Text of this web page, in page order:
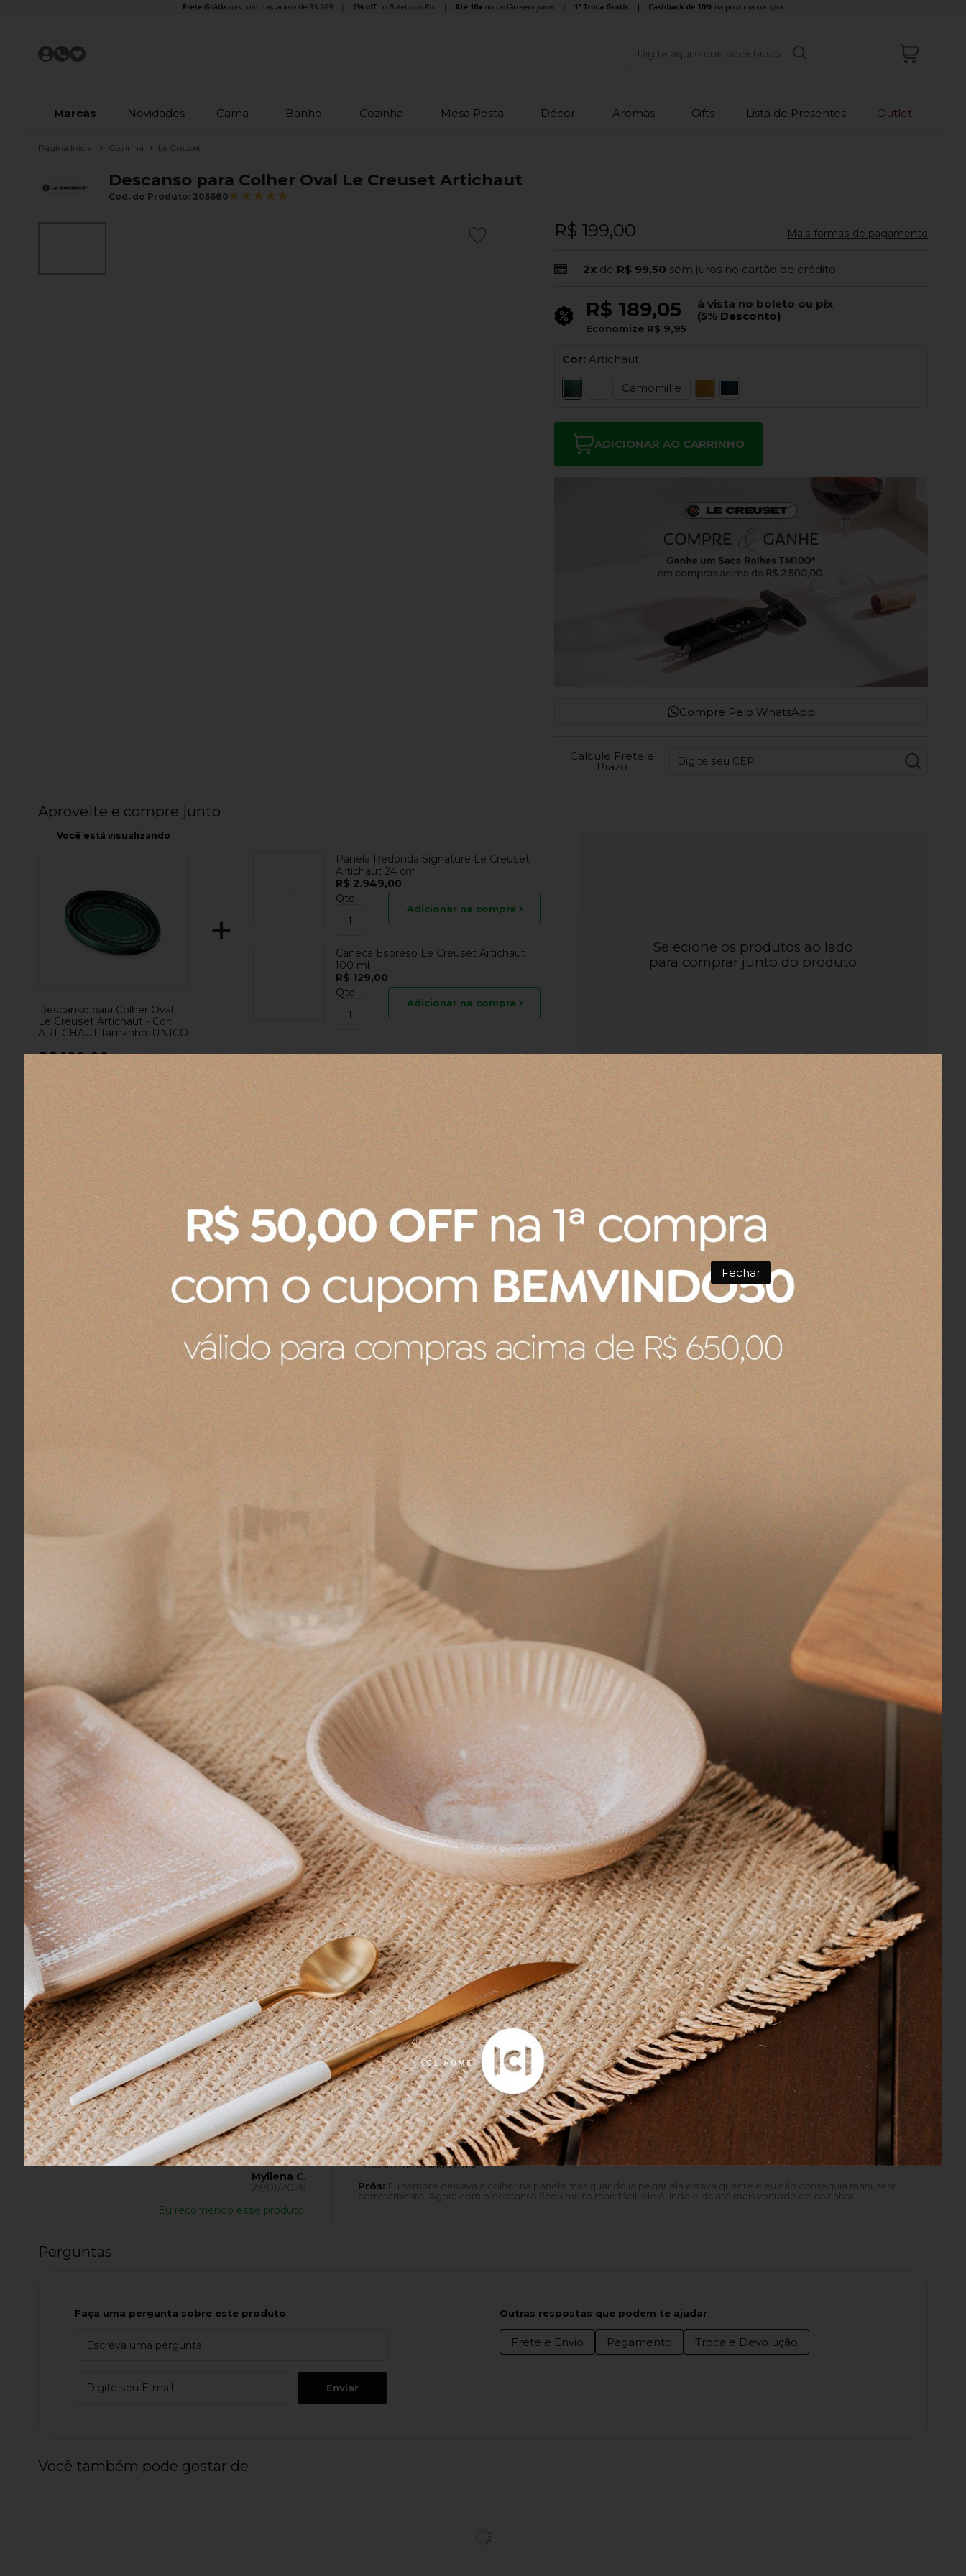
Marcas Novidades Cama Banho Cozinha Mesa Posta Décor Aromas Gifts Lista de Presentes Outlet
Página Inicial Cozinha Le Creuset
Descanso para Colher Oval Le Creuset Artichaut
Cod. do Produto: 205680
R$ 199,00 Mais formas de pagamento
2x de R$ 99,50 sem juros no cartão de crédito
R$ 189,05
à vista no boleto ou pix
(5% Desconto)
Economize R$ 9,95
Cor:Artichaut
Camomille
ADICIONAR AO CARRINHO
Compre Pelo WhatsApp
Calcule Frete e
Prazo
Aproveite e compre junto
Você está visualizando
Descanso para Colher Oval
Le Creuset Artichaut - Cor:
ARTICHAUT Tamanho: UNICO
R$ 199,00
+
Panela Redonda Signature Le Creuset
Artichaut 24 cm
R$ 2.949,00
Qtd:
Adicionar na compra
Caneca Espreso Le Creuset Artichaut
100 ml
R$ 129,00
Qtd:
Adicionar na compra
Selecione os produtos ao lado
para comprar junto do produto
Descrição do Produto
A Beleza e Funcionalidade de um Descanso para colher da Le Creuset
O Descanso de colher faz toda a diferença na cozinha, perfeito para colocar ao lado do fogão utilizando-o para acomodar a
colher enquanto não estiver utilizando, capturando qualquer gota perdida. A peça da marca Le Creuset é produzida em
Além de funcional, podendo ser colocado na máquina de lavar louça, após o uso, é um item decorativo com suas cores
vibrantes e elegantes.
Facilidade e Durabilidade
A cerâmica tem grande resistência à lascas, manchas e arranhões. Sua superfície esmaltada permite que a remoção dos
alimentos seja um processo simples, rápido e prático. Perfeita para ser usada diariamente, é leve e fácil de guardar.
Informações do Produto
Marca: Le Creuset
Material: Cerâmica
Composição: 1 Descanso de Colher Oval
Quantidade de Peças: 01 Peça
Medidas: C 16cm - A 2,3 cm - L 11,85 cm
Fontes de Calor: Forno, Micro-ondas, Congelador, Não usar fogo direto
Limpeza: Lava Louças, Lavagem a Mão
Todos os itens da linha de cerâmica da Le Creuset são designs originais e foram feitos à mão, tornando cada peça única.
Devido a esta singularidade, pode haver pequenas variações de peça para peça.
A linha de cerâmica Le Creuset pode ser levada ao micro-ondas, congelador, geladeira, máquina de lavar louça, forno
ou grelha. A temperatura máxima para o forno é de 260ºC.
Nunca utilize qualquer peça de cerâmica no fogão ou qualquer outra fonte de calor direta.
Antes da primeira utilização, lave com sabão e água quente, enxágue e seque completamente. Para a maioria das
limpezas do dia a dia, esfrie a peça por alguns minutos antes de lavar e secar, ou lave na máquina de lavar louça,
permitindo que o ciclo completo seja completado. Nunca deixe o descanso de colher totalmente imerso em água.
Para a remoção de resíduos grudados, deixe o item esfriar, encha com sabão e água morna, deixe descansar de 10 a 20
minutos. Lavar normalmente usando uma esponja de nylon se necessário
Observação:
Por se tratar de um produto de fabricação artesanal e exclusiva, não são idênticos, podendo apresentar
pequenas variações de cor, forma ou textura que não devem ser compreendidos como desvio de qualidade.
Descrição da Marca
A Le Creuset, marca Francesa fundada em 1925, é referência quando se trata de utensílios domésticos. Cada peça é um
exemplar único que une tradição e design.
Avaliações dos Clientes
Myllena C.
23/01/2026
Eu recomendo esse produto.
Produto perfeito de lindo e veio MUITO bem embalado
Produto muito lindo e útil
Prós: Eu sempre deixava a colher na panela mas quando ia pegar ela estava quente e eu não conseguia manusear
corretamente. Agora com o descanso ficou muito mais fácil, ele é lindo e da até mais vontade de cozinhar
Perguntas
Faça uma pergunta sobre este produto
Enviar
Outras respostas que podem te ajudar
Frete e Envio Pagamento Troca e Devolução
Você também pode gostar de
Fechar